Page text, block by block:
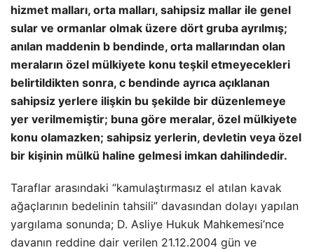
hizmet malları, orta malları, sahipsiz mallar ile genel
sular ve ormanlar olmak üzere dört gruba ayrılmış;
anılan maddenin b bendinde, orta mallarından olan
meraların özel mülkiyete konu teşkil etmeyecekleri
belirtildikten sonra, c bendinde ayrıca açıklanan
sahipsiz yerlere ilişkin bu şekilde bir düzenlemeye
yer verilmemiştir; buna göre meralar, özel mülkiyete
konu olamazken; sahipsiz yerlerin, devletin veya özel
bir kişinin mülkü haline gelmesi imkan dahilindedir.
Taraflar arasındaki “kamulaştırmasız el atılan kavak
ağaçlarının bedelinin tahsili” davasından dolayı yapılan
yargılama sonunda; D. Asliye Hukuk Mahkemesi’nce
davanın reddine dair verilen 21.12.2004 gün ve